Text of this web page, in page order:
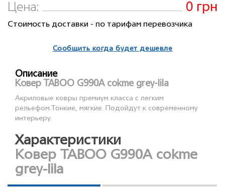
Цена: 0 грн
Стоимость доставки - по тарифам перевозчика
Сообщить когда будет дешевле
Описание
Ковер TABOO G990A cokme grey-lila
Акриловые ковры премиум класса с легким
рельефом.Тонкие, мягкие. Подойдут к современному
интерьеру.
Характеристики
Ковер TABOO G990A cokme
grey-lila